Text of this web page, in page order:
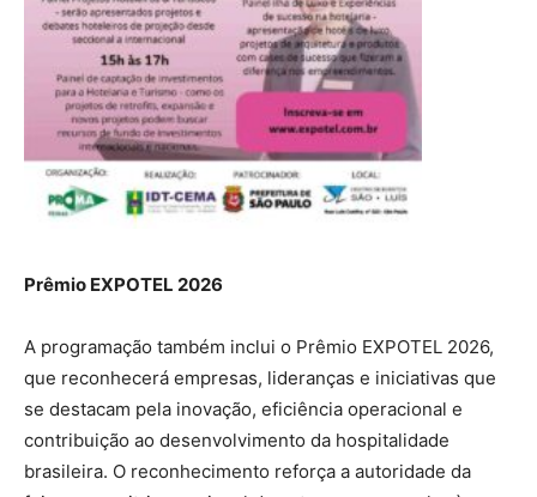
Prêmio EXPOTEL 2026
A programação também inclui o Prêmio EXPOTEL 2026,
que reconhecerá empresas, lideranças e iniciativas que
se destacam pela inovação, eficiência operacional e
contribuição ao desenvolvimento da hospitalidade
brasileira. O reconhecimento reforça a autoridade da